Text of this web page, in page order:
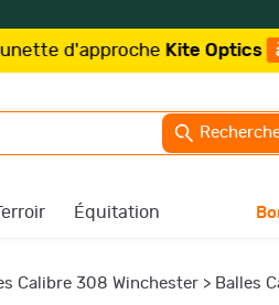
Kite Optics à partir de
Équitation
Calibre 308 Winchester > Balles